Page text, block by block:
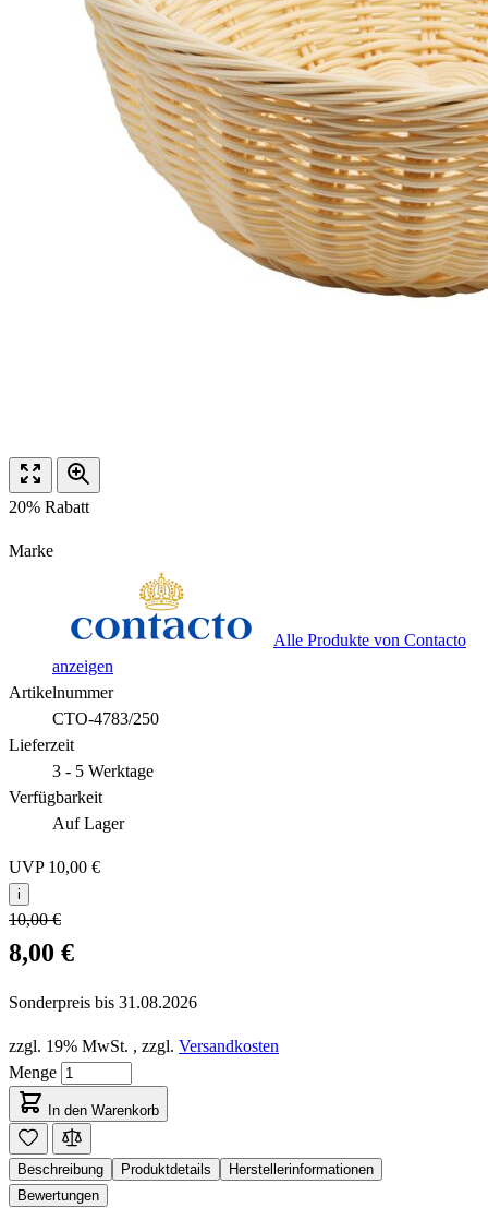
20% Rabatt
Marke
Alle Produkte von Contacto
anzeigen
Artikelnummer
CTO-4783/250
Lieferzeit
3 - 5 Werktage
Verfügbarkeit
Auf Lager
UVP 10,00 €
i
10,00 €
8,00 €
Sonderpreis bis 31.08.2026
zzgl. 19% MwSt. , zzgl. Versandkosten
Menge
In den Warenkorb
Beschreibung Produktdetails
Herstellerinformationen
Bewertungen